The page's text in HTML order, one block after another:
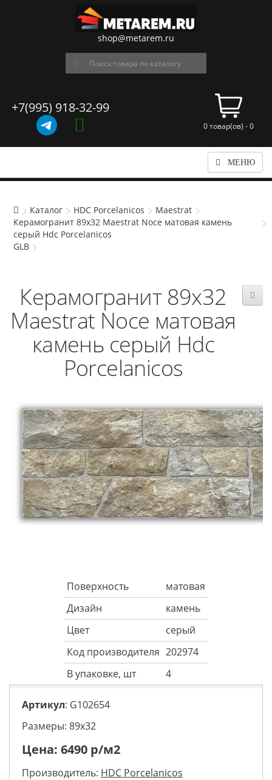
shop@metarem.ru
+7(995) 918-32-99
0 товар(ов) - 0
МЕНЮ
Каталог HDC Porcelanicos
Maestrat
Керамогранит 89x32 Maestrat Noce матовая камень
серый Hdc Porcelanicos
GLB
Керамогранит 89x32
Maestrat Noce матовая
камень серый Hdc
Porcelanicos
Поверхность
матовая
Дизайн
камень
Цвет
серый
Код производителя 202974
В упаковке, шт
4
Артикул: G102654
Размеры: 89х32
Цена: 6490 р/м2
Производитель: HDC Porcelanicos